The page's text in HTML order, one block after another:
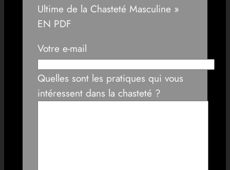
Ultime de la Chasteté Masculine »
EN PDF
Votre e-mail
Quelles sont les pratiques qui vous
intéressent dans la chasteté ?